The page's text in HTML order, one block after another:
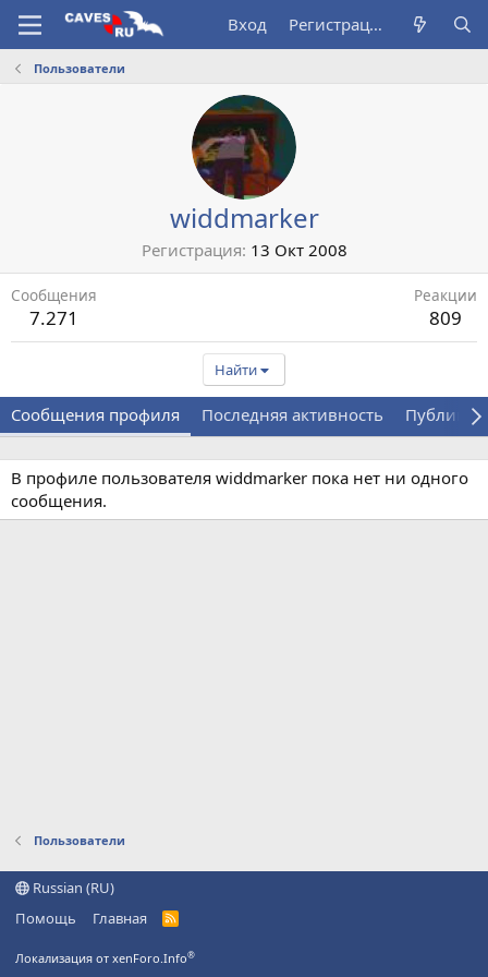
Вход Регистрация
Пользователи
widdmarker
Регистрация 13 Окт 2008
Сообщения
7.271
Реакции
809
Найти
Сообщения профиля Последняя активность
В профиле пользователя widdmarker пока нет ни одного
сообщения.
Пользователи
Russian (RU)
Помощь
Главная
R
Локализация от xenForo.Info®